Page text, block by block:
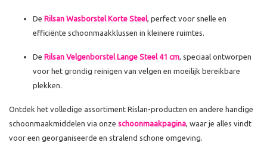
De Rilsan Wasborstel Korte Steel, perfect voor snelle en
efficiënte schoonmaakklussen in kleinere ruimtes.
De Rilsan Velgenborstel Lange Steel 41 cm, speciaal ontworpen
voor het grondig reinigen van velgen en moeilijk bereikbare
plekken.
Ontdek het volledige assortiment Rislan-producten en andere handige
schoonmaakmiddelen via onze schoonmaakpagina, waar je alles vindt
voor een georganiseerde en stralend schone omgeving.